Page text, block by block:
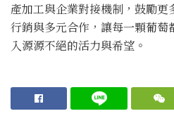
產加工與企業對接機制，鼓勵
行銷與多元合作，讓每一顆葡萄
入源源不絕的活力與希望。